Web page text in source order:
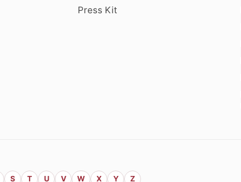
Press Kit
S T U V W X Y Z